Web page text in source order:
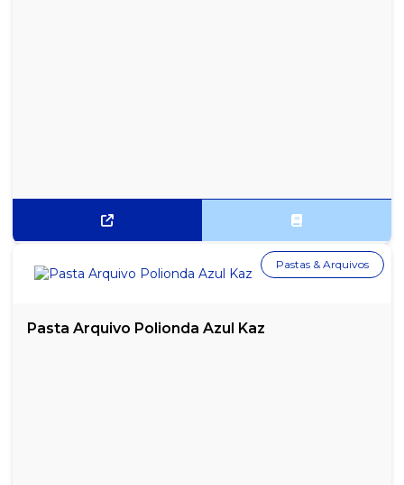
Pasta Arquivo Polionda Azul Kaz
Pastas & Arquivos